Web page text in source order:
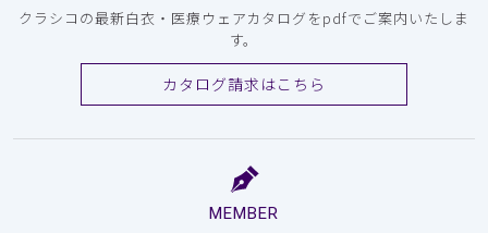
クラシコの最新白衣・医療ウェアカタログをpdfでご案内いたしま
す。
カタログ請求はこちら
MEMBER